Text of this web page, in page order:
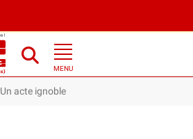
MENU
Un acte ignoble